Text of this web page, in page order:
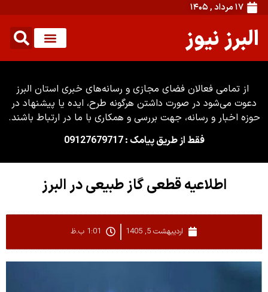
۱۷ مرداد , ۱۴۰۵
البرز نیوز
از تمامی فعالان فضای مجازی و رسانه‌های خبری استان البرز
دعوت می‌شود در صورت داشتن هرگونه طرح، ایده یا پیشنهاد در
حوزه اخبار و رسانه، جهت بررسی و همکاری با ما در ارتباط باشند.
فقط از طریق پیامک : 09127679717
اطلاعیه قطعی گاز طبیعی در البرز
اردیبهشت 5, 1405 1:01 ب.ظ